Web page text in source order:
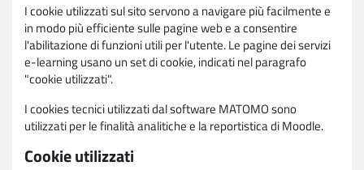
I cookie utilizzati sul sito servono a navigare più facilmente e
in modo più efficiente sulle pagine web e a consentire
l'abilitazione di funzioni utili per l'utente. Le pagine dei servizi
e-learning usano un set di cookie, indicati nel paragrafo
"cookie utilizzati".
I cookies tecnici utilizzati dal software MATOMO sono
utilizzati per le finalità analitiche e la reportistica di Moodle.
Cookie utilizzati